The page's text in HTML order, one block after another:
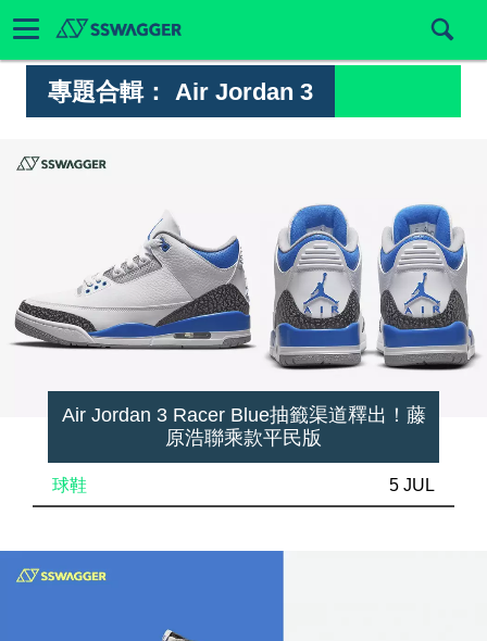
專題合輯： Air Jordan 3
Air Jordan 3 Racer Blue抽籤渠道釋出！藤
原浩聯乘款平民版
球鞋 5 JUL